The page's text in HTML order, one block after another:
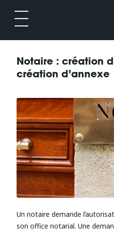
Notaire : création
création d’annexe
Un notaire demande
son office notarial. Une